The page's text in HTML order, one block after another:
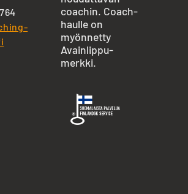
coachin. Coach-
haulle on
myönnetty
Avainlippu-
merkki.